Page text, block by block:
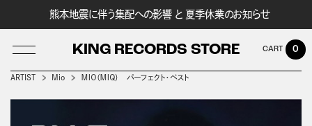
熊本地震に伴う集配への影響 と 夏季休業のお知らせ
KING RECORDS STORE 0
ARTIST Mio ＭＩＯ（ＭＩＱ） パーフェクト・ベスト